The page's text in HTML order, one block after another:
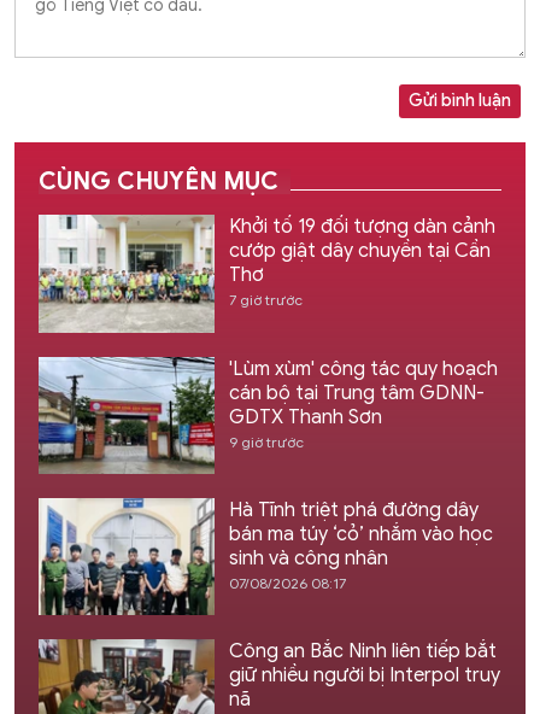
Gửi bình luận
CÙNG CHUYÊN MỤC
Khởi tố 19 đối tượng dàn cảnh
cướp giật dây chuyền tại Cần
Thơ
7 giờ trước
'Lùm xùm' công tác quy hoạch
cán bộ tại Trung tâm GDNN-
GDTX Thanh Sơn
9 giờ trước
Hà Tĩnh triệt phá đường dây
bán ma túy ‘cỏ’ nhắm vào học
sinh và công nhân
07/08/2026 08:17
Công an Bắc Ninh liên tiếp bắt
giữ nhiều người bị Interpol truy
nã